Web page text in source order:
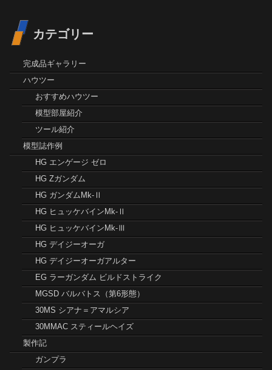
カテゴリー
完成品ギャラリー
ハウツー
おすすめハウツー
模型部屋紹介
ツール紹介
模型誌作例
HG エンゲージ ゼロ
HG Zガンダム
HG ガンダムMk-Ⅱ
HG ヒュッケバインMk-Ⅱ
HG ヒュッケバインMk-Ⅲ
HG デイジーオーガ
HG デイジーオーガアルター
EG ラーガンダム ビルドストライク
MGSD バルバトス（第6形態）
30MS シアナ＝アマルシア
30MMAC スティールヘイズ
製作記
ガンプラ